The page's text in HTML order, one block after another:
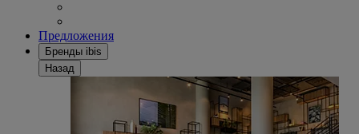
Предложения
Бренды ibis
Назад